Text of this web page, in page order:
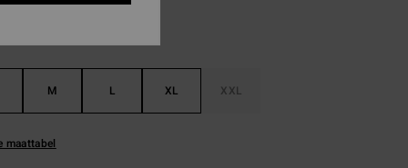
M L XL XXL
maattabel